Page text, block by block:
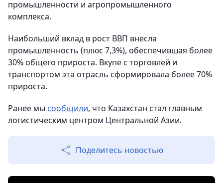
промышленности и агропромышленного
комплекса.
Наибольший вклад в рост ВВП внесла
промышленность (плюс 7,3%), обеспечившая более
30% общего прироста. Вкупе с торговлей и
транспортом эта отрасль сформировала более 70%
прироста.
Ранее мы сообщили, что Казахстан стал главным
логистическим центром Центральной Азии.
Поделитесь новостью